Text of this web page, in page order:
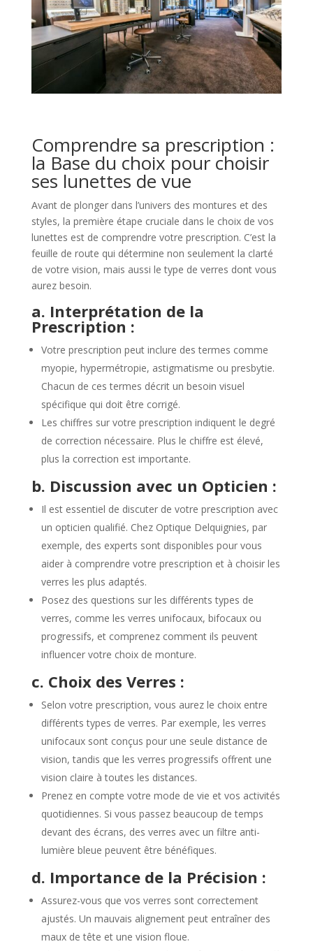
Comprendre sa prescription :
la Base du choix pour choisir
ses lunettes de vue
Avant de plonger dans l’univers des montures et des
styles, la première étape cruciale dans le choix de vos
lunettes est de comprendre votre prescription. C’est la
feuille de route qui détermine non seulement la clarté
de votre vision, mais aussi le type de verres dont vous
aurez besoin.
a. Interprétation de la
Prescription :
Votre prescription peut inclure des termes comme
myopie, hypermétropie, astigmatisme ou presbytie.
Chacun de ces termes décrit un besoin visuel
spécifique qui doit être corrigé.
Les chiffres sur votre prescription indiquent le degré
de correction nécessaire. Plus le chiffre est élevé,
plus la correction est importante.
b. Discussion avec un Opticien :
Il est essentiel de discuter de votre prescription avec
un opticien qualifié. Chez Optique Delquignies, par
exemple, des experts sont disponibles pour vous
aider à comprendre votre prescription et à choisir les
verres les plus adaptés.
Posez des questions sur les différents types de
verres, comme les verres unifocaux, bifocaux ou
progressifs, et comprenez comment ils peuvent
influencer votre choix de monture.
c. Choix des Verres :
Selon votre prescription, vous aurez le choix entre
différents types de verres. Par exemple, les verres
unifocaux sont conçus pour une seule distance de
vision, tandis que les verres progressifs offrent une
vision claire à toutes les distances.
Prenez en compte votre mode de vie et vos activités
quotidiennes. Si vous passez beaucoup de temps
devant des écrans, des verres avec un filtre anti-
lumière bleue peuvent être bénéfiques.
d. Importance de la Précision :
Assurez-vous que vos verres sont correctement
ajustés. Un mauvais alignement peut entraîner des
maux de tête et une vision floue.